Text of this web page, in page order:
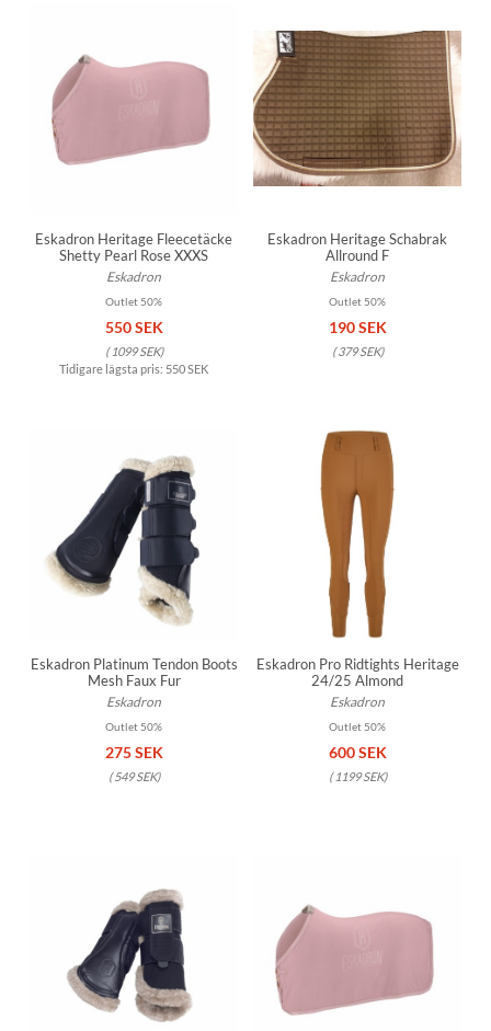
Eskadron Heritage Fleecetäcke
Shetty Pearl Rose XXXS
Eskadron
Outlet 50%
550 SEK
(1099 SEK)
Tidigare lägsta pris: 550 SEK
Eskadron Heritage Schabrak
Allround F
Eskadron
Outlet 50%
190 SEK
(379 SEK)
Eskadron Platinum Tendon Boots
Mesh Faux Fur
Eskadron
Outlet 50%
275 SEK
(549 SEK)
Eskadron Pro Ridtights Heritage
24/25 Almond
Eskadron
Outlet 50%
600 SEK
(1199 SEK)